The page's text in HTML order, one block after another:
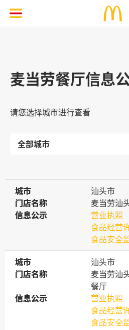
麦当劳餐厅信息
请您选择城市进行查看
城市
城市
汕头市
门店名称
门店名称
麦当劳汕
信息公示
信息公示
营业执照
食品经营
食品安全
城市
城市
汕头市
门店名称
门店名称
麦当劳汕
餐厅
信息公示
信息公示
营业执照
食品经营
食品安全